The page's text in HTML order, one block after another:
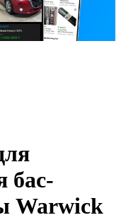
бас-
Warwick